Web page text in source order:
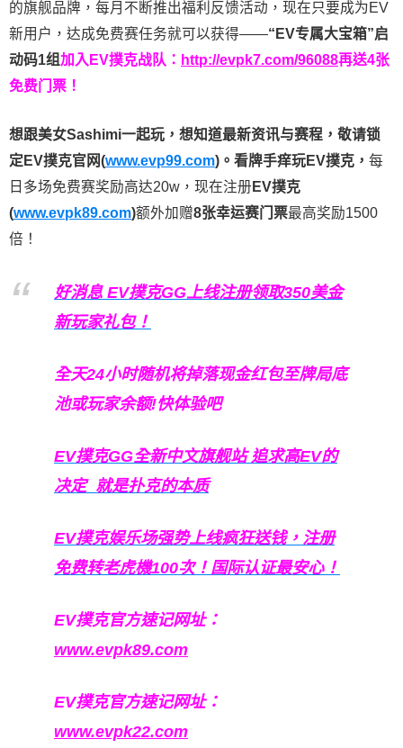
的旗舰品牌，每月不断推出福利反馈活动，现在只要成为EV
新用户，达成免费赛任务就可以获得——“EV专属大宝箱”启
动码1组加入EV撲克战队： http://evpk7.com/96088再送4张
免费门票！
想跟美女Sashimi一起玩， 想知道最新资讯与赛程， 敬请锁
定EV撲克官网(www.evp99.com)。 看牌手痒玩EV撲克， 每
日多场免费赛奖励高达20w，现在注册 EV撲克
(www.evpk89.com)额外加赠8张幸运赛门票最高奖励1500
倍！
好消息 EV撲克GG上线注册领取350美金
新玩家礼包！
全天24小时随机将掉落现金红包至牌局底
池或玩家余额!快体验吧
EV撲克GG全新中文旗舰站追求高EV的
决定 就是扑克的本质
EV撲克娱乐场强势上线疯狂送钱，注册
免费转老虎機100次！国际认证最安心！
EV撲克官方速记网址：
www.evpk89.com
EV撲克官方速记网址：
www.evpk22.com